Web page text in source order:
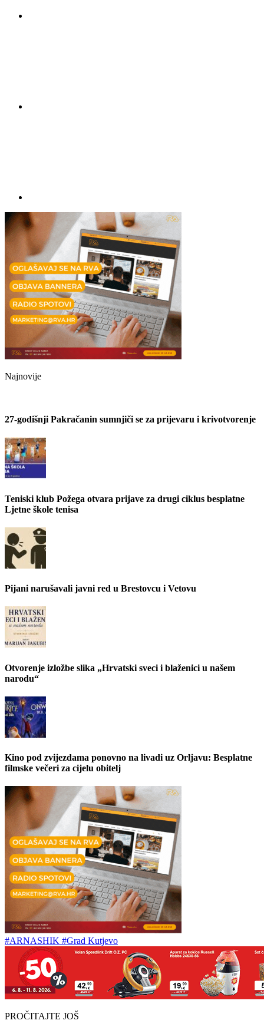
Najnovije
27-godišnji Pakračanin sumnjiči se za prijevaru i krivotvorenje
Teniski klub Požega otvara prijave za drugi ciklus besplatne
Ljetne škole tenisa
Pijani narušavali javni red u Brestovcu i Vetovu
Otvorenje izložbe slika „Hrvatski sveci i blaženici u našem
narodu“
Kino pod zvijezdama ponovno na livadi uz Orljavu: Besplatne
filmske večeri za cijelu obitelj
#ARNASHIK #Grad Kutjevo
PROČITAJTE JOŠ